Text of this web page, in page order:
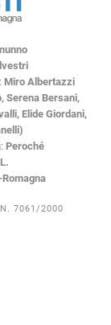
Miro Albertazzi
Serena Bersani,
Elide Giordani,
Peroché
N. 7061/2000